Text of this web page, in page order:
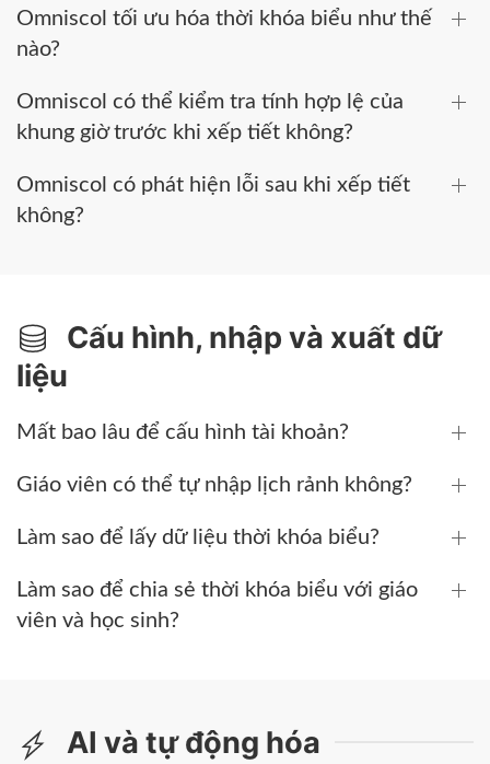
Omniscol tối ưu hóa thời khóa biểu như thế
nào?
Omniscol có thể kiểm tra tính hợp lệ của
khung giờ trước khi xếp tiết không?
Omniscol có phát hiện lỗi sau khi xếp tiết
không?
Cấu hình, nhập và xuất dữ
liệu
Mất bao lâu để cấu hình tài khoản?
Giáo viên có thể tự nhập lịch rảnh không?
Làm sao để lấy dữ liệu thời khóa biểu?
Làm sao để chia sẻ thời khóa biểu với giáo
viên và học sinh?
AI và tự động hóa